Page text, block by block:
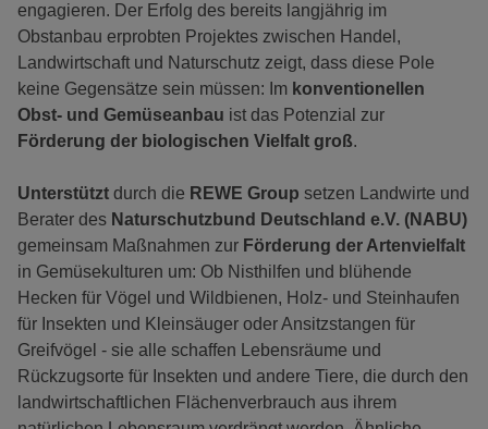
engagieren. Der Erfolg des bereits langjährig im
Obstanbau erprobten Projektes zwischen Handel,
Landwirtschaft und Naturschutz zeigt, dass diese Pole
keine Gegensätze sein müssen: Im konventionellen
Obst- und Gemüseanbau ist das Potenzial zur
Förderung der biologischen Vielfalt groß.
Unterstützt durch die REWE Group setzen Landwirte und
Berater des Naturschutzbund Deutschland e.V. (NABU)
gemeinsam Maßnahmen zur Förderung der Artenvielfalt
in Gemüsekulturen um: Ob Nisthilfen und blühende
Hecken für Vögel und Wildbienen, Holz- und Steinhaufen
für Insekten und Kleinsäuger oder Ansitzstangen für
Greifvögel - sie alle schaffen Lebensräume und
Rückzugsorte für Insekten und andere Tiere, die durch den
landwirtschaftlichen Flächenverbrauch aus ihrem